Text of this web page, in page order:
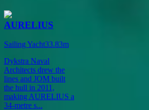
AURELIUS
Sailing Yacht33.83m
Dykstra Naval
Architects drew the
lines and JOM built
the hull in 2011,
making AURELIUS a
34-metre s...